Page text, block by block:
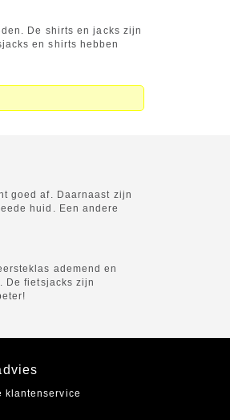
De shirts en jacks zijn
en shirts hebben
goed af. Daarnaast zijn
huid. Een andere
ademend en
De fietsjacks zijn
klantenservice